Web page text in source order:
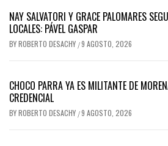
NAY SALVATORI Y GRACE PALOMARES
LOCALES: PÁVEL GASPAR
BYROBERTO DESACHY /9 AGOSTO, 2026
CHOCO PARRA YA ES MILITANTE DE
CREDENCIAL
BYROBERTO DESACHY /9 AGOSTO, 2026